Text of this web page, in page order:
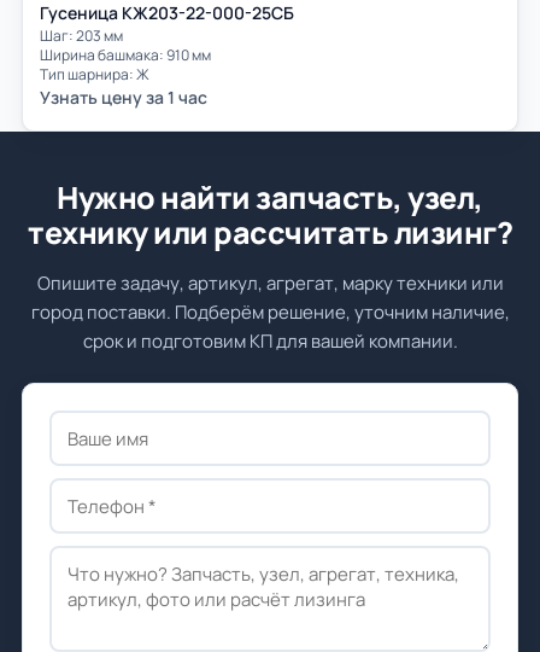
Гусеница КЖ203-22-000-25СБ
Шаг: 203 мм
Ширина башмака: 910 мм
Тип шарнира: Ж
Узнать цену за 1 час
Нужно найти запчасть, узел,
технику или рассчитать лизинг?
Опишите задачу, артикул, агрегат, марку техники или
город поставки. Подберём решение, уточним наличие,
срок и подготовим КП для вашей компании.